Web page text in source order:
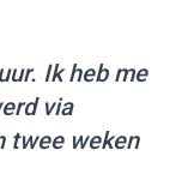
Ik heb me
via
twee weken